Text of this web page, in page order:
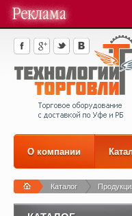
О компании
Каталог